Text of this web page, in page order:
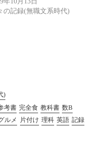
の記録(無職文系時代)
)
考書 完全食 教科書 数B
ルメ 片付け 理科 英語 記録